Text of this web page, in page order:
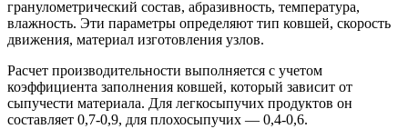
гранулометрический состав, абразивность, температура,
влажность. Эти параметры определяют тип ковшей, скорость
движения, материал изготовления узлов.
Расчет производительности выполняется с учетом
коэффициента заполнения ковшей, который зависит от
сыпучести материала. Для легкосыпучих продуктов он
составляет 0,7-0,9, для плохосыпучих — 0,4-0,6.